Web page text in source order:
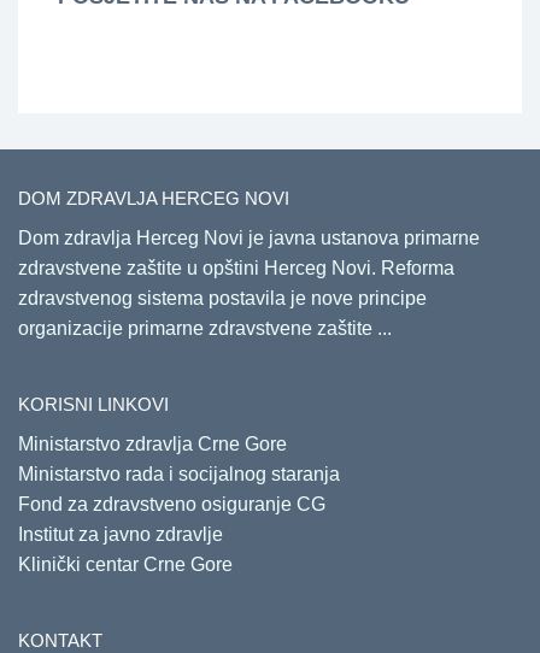
DOM ZDRAVLJA HERCEG NOVI
Dom zdravlja Herceg Novi je javna ustanova primarne
zdravstvene zaštite u opštini Herceg Novi. Reforma
zdravstvenog sistema postavila je nove principe
organizacije primarne zdravstvene zaštite ...
KORISNI LINKOVI
Ministarstvo zdravlja Crne Gore
Ministarstvo rada i socijalnog staranja
Fond za zdravstveno osiguranje CG
Institut za javno zdravlje
Klinički centar Crne Gore
KONTAKT